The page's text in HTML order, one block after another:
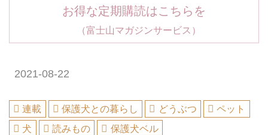
お得な定期購読はこちらを
（富士山マガジンサービス）
2021-08-22
連載 保護犬との暮らし どうぶつ
ペット
犬
読みもの 保護犬ベル